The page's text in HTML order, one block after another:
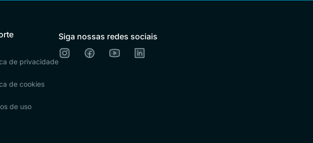
de privacidade
de cookies
de uso
Siga nossas redes sociais